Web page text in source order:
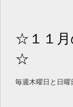
☆１１月
☆
毎週木曜日と日曜